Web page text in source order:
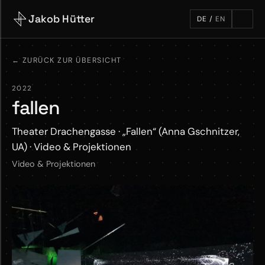
Jakob Hütter DE / EN
← ZURÜCK ZUR ÜBERSICHT
2022
fallen
Theater Drachengasse · „Fallen“ (Anna Gschnitzer,
UA) · Video & Projektionen
Video & Projektionen
o